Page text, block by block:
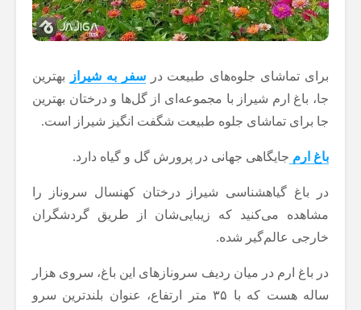
برای تماشای جلوه‌های طبیعت درسفر به شیراز
بهترین
جا، باغ ارم شیراز با مجموعه‌ای از گل‌ها و درختان بهترین
جا برای تماشای جلوه‌ طبیعت شگفت انگیز شیراز است.
باغ ارم جایگاهی جهانی در پرورش گل و گیاه دارد.
در باغ گیاهشناسی شیراز درختان کهنسال سروناز را
مشاهده می‌کنید که زیبایی‌شان از طریق گردشگران
خارجی عالم‌گیر شده.
در باغ ارم در میان ردیف سرونازهای این باغ، سروی هزار
ساله هست که با ۳۵ متر ارتفاع، عنوان بلندترین سرو